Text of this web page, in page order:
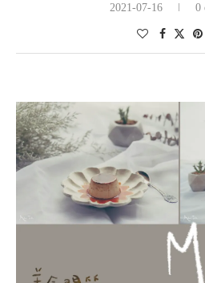
2021-07-16 0